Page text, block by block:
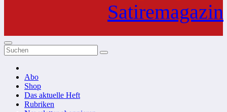
Satiremagazin
Abo
Shop
Das aktuelle Heft
Rubriken